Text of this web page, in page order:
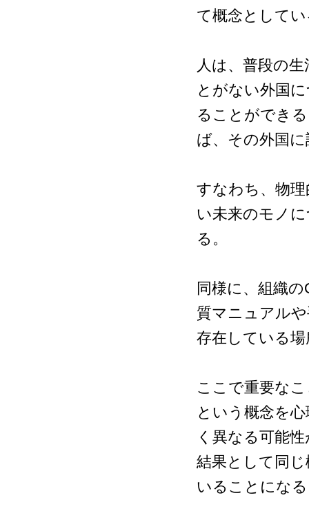
て概念として
人は、普段の
とがない外国
ることができ
ば、その外国
すなわち、物
い未来のモノ
る。
同様に、組織
質マニュアル
存在している
ここで重要な
という概念を
く異なる可能
結果として同
いることにな